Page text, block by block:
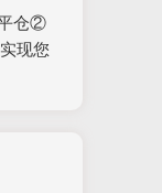
仓②
现您